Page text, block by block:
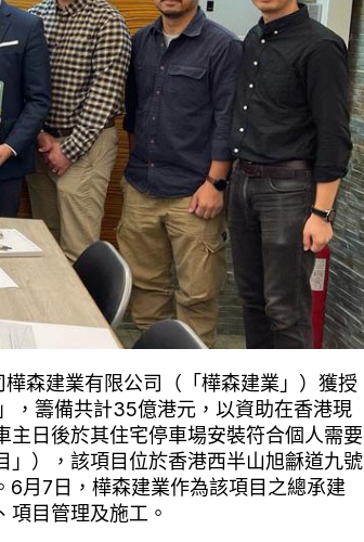
森建業有限公司（「樺森建業」）獲授
，籌備共計35億港元，以資助在香港現
日後於其住宅停車場安裝符合個人需要
」），該項目位於香港西半山旭龢道九號
6月7日，樺森建業作為該項目之總承建
目管理及施工。